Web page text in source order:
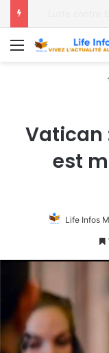
Menu
Vatican
est
Life Infos